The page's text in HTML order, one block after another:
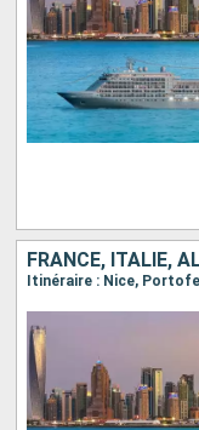
FRANCE, ITALIE,